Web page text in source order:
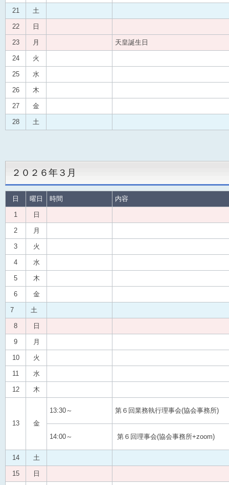
21 土
22 日
23 月 天皇誕生日
24 火
25 水
26 木
27 金
28 土
２０２６年３月
日 曜日 時間 内容
1 日
2 月
3 火
4 水
5 木
6 金
7 土
8 日
9 月
10 火
11 水
12 木
13 金
13:30～ 第６回業務執行理事会(協会事務所)
14:00～ 第６回理事会(協会事務所+zoom)
14 土
15 日